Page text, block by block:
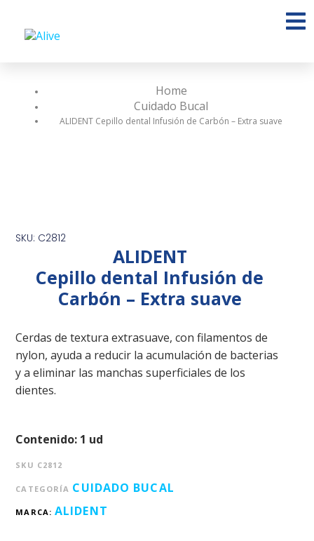
Home
Cuidado Bucal
ALIDENT Cepillo dental Infusión de Carbón – Extra suave
SKU: C2812
ALIDENT
Cepillo dental Infusión de
Carbón – Extra suave
Cerdas de textura extrasuave, con filamentos de
nylon, ayuda a reducir la acumulación de bacterias
y a eliminar las manchas superficiales de los
dientes.
Contenido: 1 ud
SKU C2812
CATEGORÍA CUIDADO BUCAL
MARCA:ALIDENT